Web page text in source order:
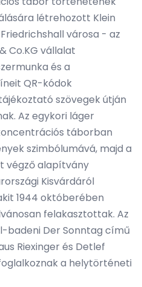
létrehozott Klein
városa - az
Co.KG vállalat
és a
QR-kódok
szövegek útján
Az egykori láger
táborban
szimbólumává, majd a
végző alapítvány
Kisvárdáról
1944 októberében
felakasztottak. Az
badeni Der Sonntag című
Riexinger és Detlef
a helytörténeti